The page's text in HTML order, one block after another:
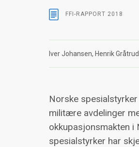
FFI-RAPPORT 2018
Iver Johansen Henrik Gråtrud
Norske
militære avdelinger
okkupasjonsmakten i
spesialstyrker har